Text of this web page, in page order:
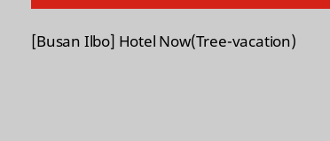
[Busan Ilbo] Hotel Now(Tree-vacation)